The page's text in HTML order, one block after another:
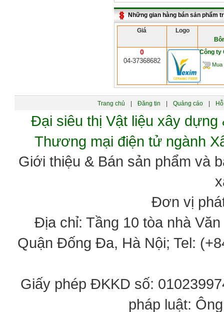
Những gian hàng bán sản phẩm
Giá
Logo
0
04-37368682
Công ty
Mua
Trang chủ Đăng tin Quảng cáo
Đại siêu thị Vật liệu xây
Thương mại điện tử ngành
Giới thiệu & Bán sản phẩm và
Đơn vị
Địa chỉ: Tầng 10 tòa nhà
Quận Đống Đa, Hà Nội; Tel:
Giấy phép ĐKKD số:
pháp luật: